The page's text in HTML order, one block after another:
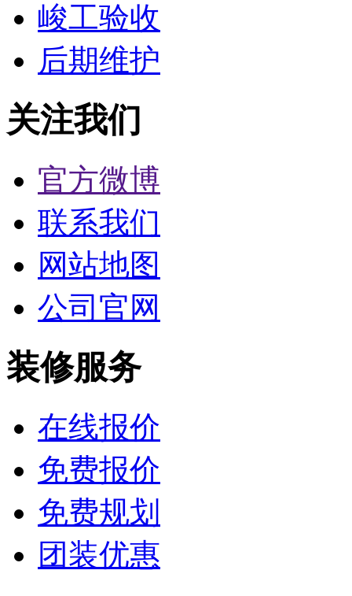
峻工验收
后期维护
关注我们
官方微博
联系我们
网站地图
公司官网
装修服务
在线报价
免费报价
免费规划
团装优惠